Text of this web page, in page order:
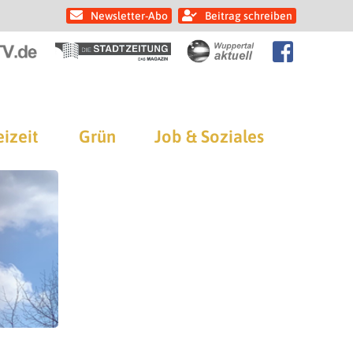
Newsletter-Abo Beitrag schreiben
Grün Job & Soziales